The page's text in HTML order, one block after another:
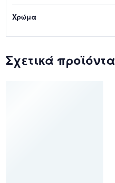
Χρώμα
Σχετικά προϊόντα